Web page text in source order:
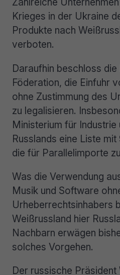
Krieges in der Ukraine
Produkte nach
verboten.
Daraufhin beschloss die
Föderation, die Einfuhr
ohne Zustimmung des
zu legalisieren.
Ministerium für Industrie
Russlands eine Liste
die für Parallelimporte
Was die Verwendung
Musik und Software
Urheberrechtsinhabers
Weißrussland hier
Nachbarn erwägen
solches Vorgehen.
Der russische Präsident